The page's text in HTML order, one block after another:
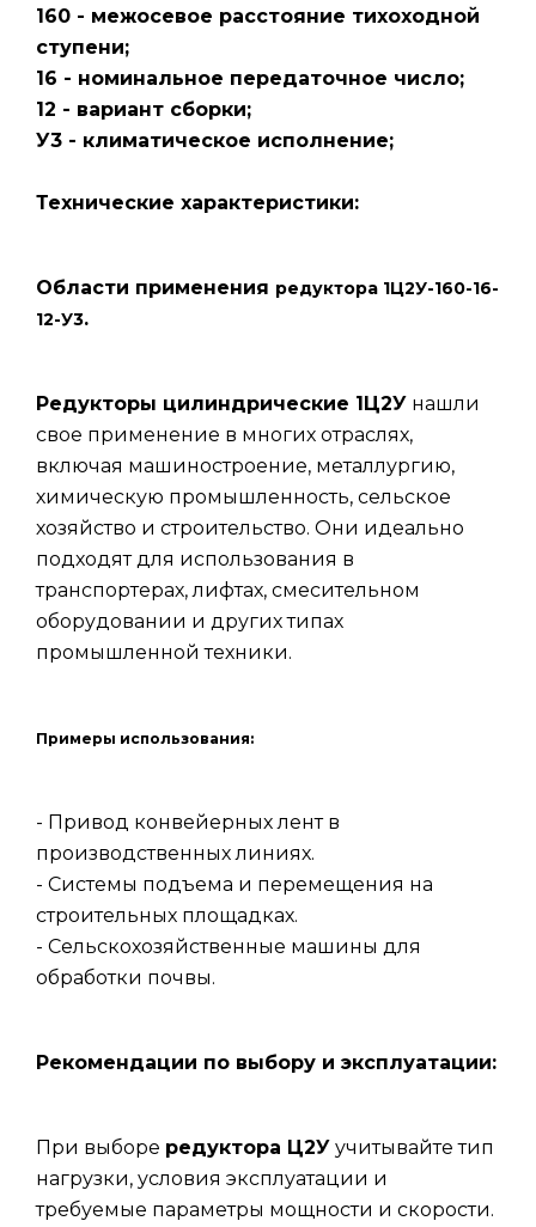
160 - межосевое расстояние тихоходной
ступени;
16 - номинальное передаточное число;
12 - вариант сборки;
У3 - климатическое исполнение;
Технические характеристики:
Области применения редуктора 1Ц2У-160-16-
12-У3.
Редукторы цилиндрические 1Ц2У нашли
свое применение в многих отраслях,
включая машиностроение, металлургию,
химическую промышленность, сельское
хозяйство и строительство. Они идеально
подходят для использования в
транспортерах, лифтах, смесительном
оборудовании и других типах
промышленной техники.
Примеры использования:
- Привод конвейерных лент в
производственных линиях.
- Системы подъема и перемещения на
строительных площадках.
- Сельскохозяйственные машины для
обработки почвы.
Рекомендации по выбору и эксплуатации:
При выборе редуктора Ц2У учитывайте тип
нагрузки, условия эксплуатации и
требуемые параметры мощности и скорости.